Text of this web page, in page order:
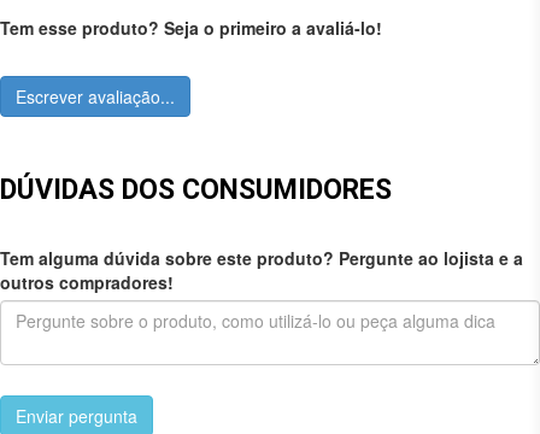
Tem esse produto? Seja o primeiro a avaliá-lo!
Escrever avaliação...
DÚVIDAS DOS CONSUMIDORES
Tem alguma dúvida sobre este produto? Pergunte ao lojista e a
outros compradores!
Enviar pergunta